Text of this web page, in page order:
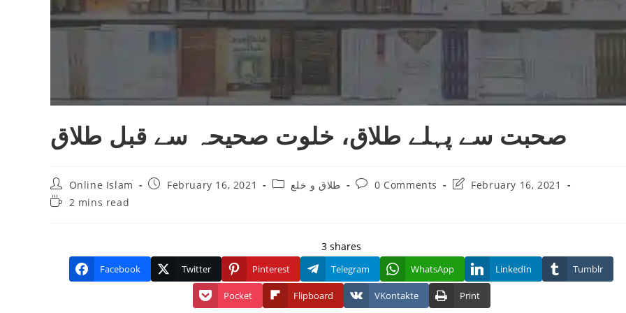
صحبت سے پہلے طلاق، خلوت صحیحہ سے قبل طلاق
Post
author:
Online Islam
PostFebruary 16, 2021
Postطلاق و خلع
Post0 Comments
PostFebruary 16, 2021
Reading2 mins read
3 shares
Facebook Twitter Pinterest Telegram WhatsApp LinkedIn Tumblr
Pocket Flipboard VKontakte Print